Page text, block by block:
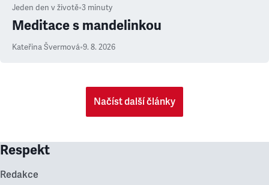
Jeden den v životě•3 minuty
Meditace s mandelinkou
Kateřina Švermová•9. 8. 2026
Načíst další články
Respekt
Redakce